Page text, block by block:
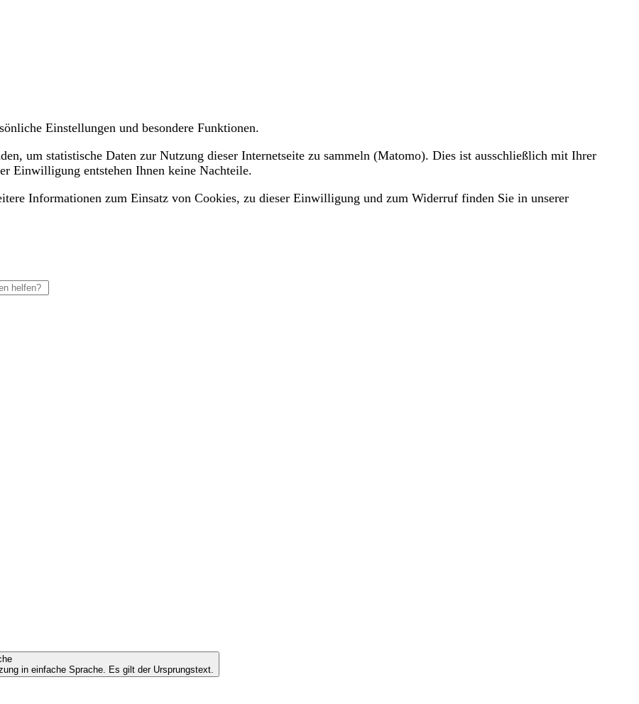
Einstellungen und besondere Funktionen.
um statistische Daten zur Nutzung dieser Internetseite zu sammeln (Matomo). Dies ist ausschließlich mit Ihrer
Einwilligung entstehen Ihnen keine Nachteile.
Informationen zum Einsatz von Cookies, zu dieser Einwilligung und zum Widerruf finden Sie in unserer
in einfache Sprache. Es gilt der Ursprungstext.